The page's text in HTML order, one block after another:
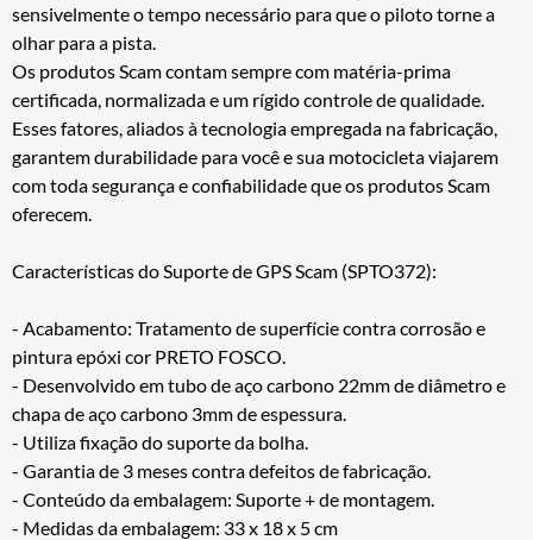
sensivelmente o tempo necessário para que o piloto torne a
olhar para a pista.
Os produtos Scam contam sempre com matéria-prima
certificada, normalizada e um rígido controle de qualidade.
Esses fatores, aliados à tecnologia empregada na fabricação,
garantem durabilidade para você e sua motocicleta viajarem
com toda segurança e confiabilidade que os produtos Scam
oferecem.
Características do Suporte de GPS Scam (SPTO372):
- Acabamento: Tratamento de superfície contra corrosão e
pintura epóxi cor PRETO FOSCO.
- Desenvolvido em tubo de aço carbono 22mm de diâmetro e
chapa de aço carbono 3mm de espessura.
- Utiliza fixação do suporte da bolha.
- Garantia de 3 meses contra defeitos de fabricação.
- Conteúdo da embalagem: Suporte + de montagem.
- Medidas da embalagem: 33 x 18 x 5 cm